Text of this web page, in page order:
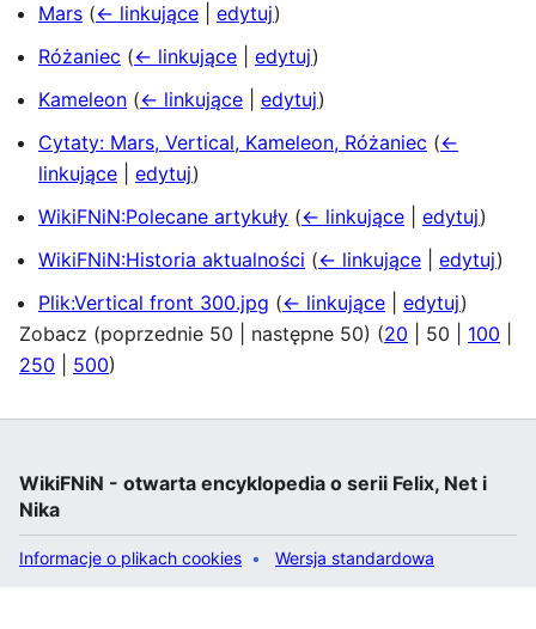
Mars (← linkujące edytuj)
Różaniec (← linkujące edytuj)
Kameleon (← linkujące edytuj)
Cytaty: Mars, Vertical, Kameleon, Różaniec (←
linkujące
edytuj)
WikiFNiN:Polecane artykuły (← linkujące edytuj)
WikiFNiN:Historia aktualności (← linkujące edytuj)
Plik:Vertical front 300.jpg (← linkujące edytuj)
Zobacz (poprzednie 50 następne 50) (20 50 100
250
500)
WikiFNiN - otwarta encyklopedia o serii Felix, Net i
Nika
Informacje o plikach cookies Wersja standardowa